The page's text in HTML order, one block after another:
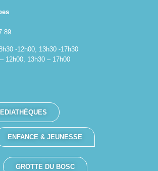
89
-12h00, 13h30 -17h30
12h00, 13h30 – 17h00
ENFANCE & JEUNESSE
GROTTE DU BOSC